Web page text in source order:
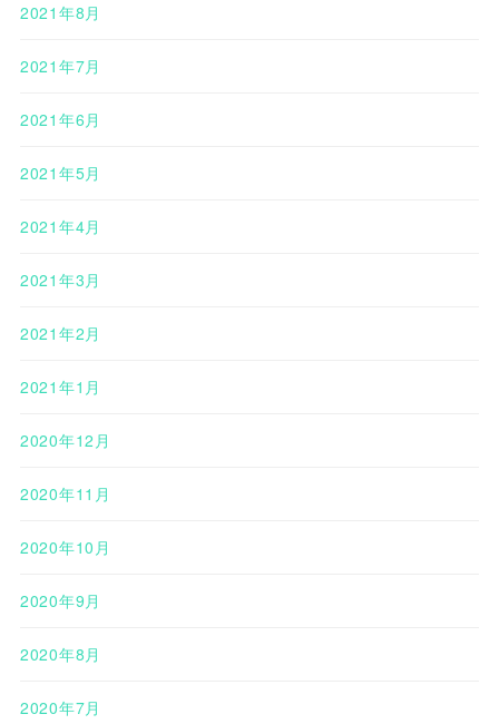
2021年8月
2021年7月
2021年6月
2021年5月
2021年4月
2021年3月
2021年2月
2021年1月
2020年12月
2020年11月
2020年10月
2020年9月
2020年8月
2020年7月